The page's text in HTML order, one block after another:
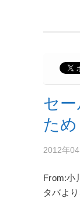
セ
ため
2012年
From:小
タバよ